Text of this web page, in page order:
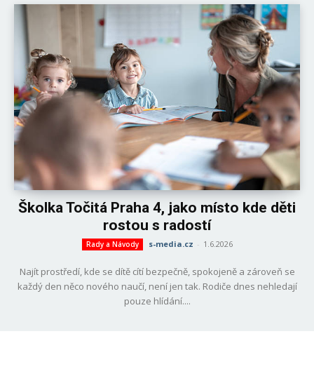
Školka Točitá Praha 4, jako místo kde děti
rostou s radostí
Rady a Návody s-media.cz - 1.6.2026
Najít prostředí, kde se dítě cítí bezpečně, spokojeně a zároveň se
každý den něco nového naučí, není jen tak. Rodiče dnes nehledají
pouze hlídání....